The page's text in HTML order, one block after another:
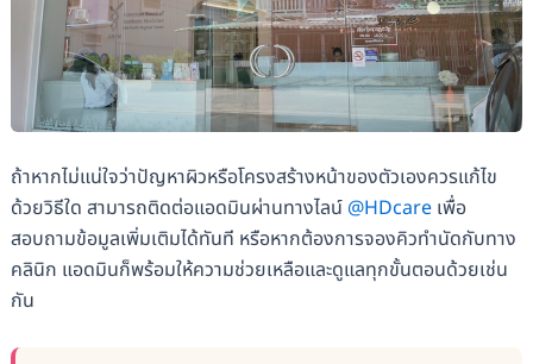
ถ้าหากไม่แน่ใจว่าปัญหาผิวหรือโครงสร้างหน้าของตัวเองควรแก้ไข
ด้วยวิธีใด สามารถติดต่อแอดมินผ่านทางไลน์ @HDcareเพื่อ
สอบถามข้อมูลเพิ่มเติมได้ทันที หรือหากต้องการจองคิวทำนัดกับทาง
คลินิก แอดมินก็พร้อมให้ความช่วยเหลือและดูแลทุกขั้นตอนด้วยเช่น
กัน